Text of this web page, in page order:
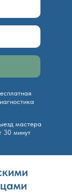
мастера
30 минут